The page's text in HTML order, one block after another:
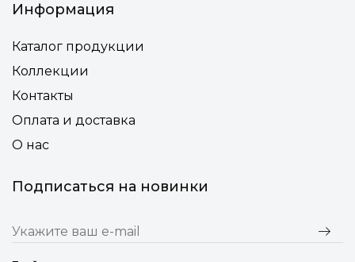
общественного места)
• Возможность смены высоты ножек (или подножки) под
нестандартную столешницу по индивидуальному
запросу клиента
Информация
Каталог продукции
Коллекции
Контакты
Оплата и доставка
О нас
Подписаться на новинки